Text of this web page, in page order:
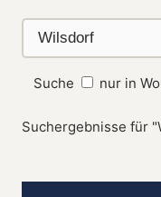
Suche nur in
Suchergebnisse für